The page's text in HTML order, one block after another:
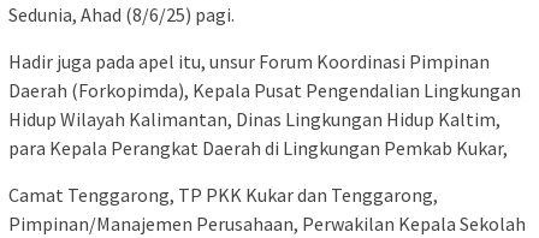
Sedunia, Ahad (8/6/25) pagi.
Hadir juga pada apel itu, unsur Forum Koordinasi Pimpinan
Daerah (Forkopimda), Kepala Pusat Pengendalian Lingkungan
Hidup Wilayah Kalimantan, Dinas Lingkungan Hidup Kaltim,
para Kepala Perangkat Daerah di Lingkungan Pemkab Kukar,
Camat Tenggarong, TP PKK Kukar dan Tenggarong,
Pimpinan/Manajemen Perusahaan, Perwakilan Kepala Sekolah